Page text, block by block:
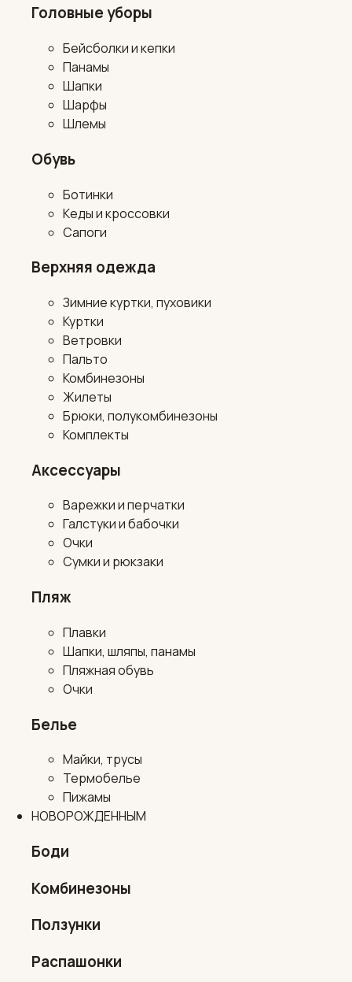
Головные уборы
Бейсболки и кепки
Панамы
Шапки
Шарфы
Шлемы
Обувь
Ботинки
Кеды и кроссовки
Сапоги
Верхняя одежда
Зимние куртки, пуховики
Куртки
Ветровки
Пальто
Комбинезоны
Жилеты
Брюки, полукомбинезоны
Комплекты
Аксессуары
Варежки и перчатки
Галстуки и бабочки
Очки
Сумки и рюкзаки
Пляж
Плавки
Шапки, шляпы, панамы
Пляжная обувь
Очки
Белье
Майки, трусы
Термобелье
Пижамы
НОВОРОЖДЕННЫМ
Боди
Комбинезоны
Ползунки
Распашонки